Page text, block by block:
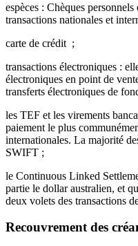
espèces : Chèques
transactions nationales et
carte de crédit ;
transactions électroniques :
électroniques en point de
transferts électroniques de
les TEF et les virements
paiement le plus
internationales. La majorité
SWIFT ;
le Continuous Linked
partie le dollar australien, et
deux volets des transactions
Recouvrement des